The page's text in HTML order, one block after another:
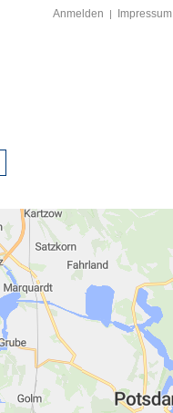
Anmelden | Impressum